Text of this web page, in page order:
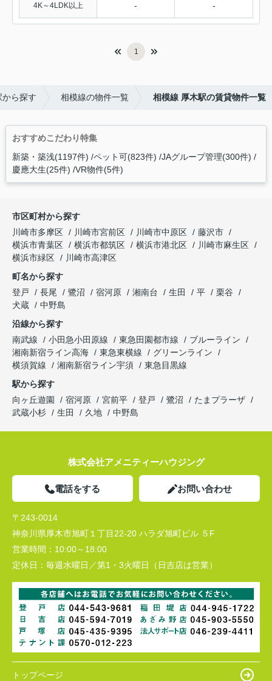
4K～4LDK以上 - -
1
ら探す 相模線の物件一覧 相模線 厚木駅の賃貸物件一覧
おすすめこだわり特集
新築・築浅(1197件) ペット可(823件) JAグループ管理(300件)
慶應大生(25件) VR物件(5件)
市区町村から探す
川崎市多摩区
川崎市宮前区 川崎市中原区
藤沢市
横浜市青葉区
横浜市都筑区 横浜市港北区
川崎市麻生区
横浜市緑区
川崎市高津区
町名から探す
登戸
長尾 鷺沼 宿河原 湘南台 生田 平
栗谷
犬蔵
中野島
沿線から探す
南武線
小田急小田原線 東急田園都市線
ブルーライン
湘南新宿ライン高海
東急東横線
グリーンライン
横須賀線
湘南新宿ライン宇須
東急目黒線
駅から探す
向ヶ丘遊園
宿河原 宮前平 登戸 鷺沼
たまプラーザ
武蔵小杉
生田 久地 中野島
株式会社アメニティーハウジング
電話をする お問い合わせ
〒243-0014
神奈川県厚木市旭町１丁目22-20 ハラダ旭町ビル ５F
営業時間： 10:00～18:00
定休日： 毎週水曜日／第1・3火曜日（日吉店は営業）
トップページ